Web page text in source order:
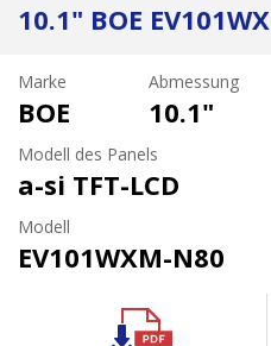
10.1" BOE
Marke
BOE
Abmessung
10.1"
Modell des Panels
a-si TFT-LCD
Modell
EV101WXM-N80